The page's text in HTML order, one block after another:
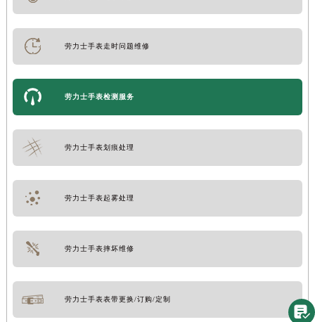
劳力士手表走时问题维修
劳力士手表检测服务
劳力士手表划痕处理
劳力士手表起雾处理
劳力士手表摔坏维修
劳力士手表表带更换/订购/定制
